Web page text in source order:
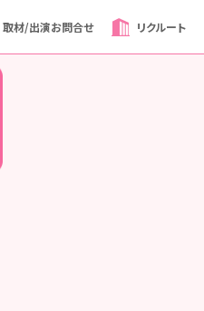
取材/出演お問合せ リクルート